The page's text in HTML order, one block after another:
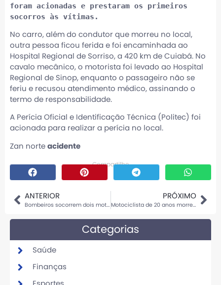
foram acionadas e prestaram os primeiros
No carro, além do condutor que morreu no local,
outra pessoa ficou ferida e foi encaminhada ao
Hospital Regional de Sorriso, a 420 km de Cuiabá. No
cavalo mecânico, o motorista foi levado ao Hospital
Regional de Sinop, enquanto o passageiro não se
feriu e recusou atendimento médico, assinando o
termo de responsabilidade.
A Perícia Oficial e Identificação Técnica (Politec) foi
acionada para realizar a perícia no local.
Zan norte acidente
Compartilhe
ANTERIOR
Bombeiros socorrem dois motociclistas envolvidos em acidente em Sinop
PRÓXIMO
Motociclista de 20 anos morre em acidente entre moto esportiva e carro em Cuiabá
Categorias
Saúde
Finanças